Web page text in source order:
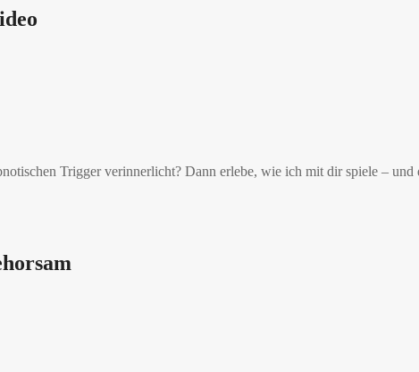
Trigger verinnerlicht? Dann erlebe, wie ich mit dir spiele – und